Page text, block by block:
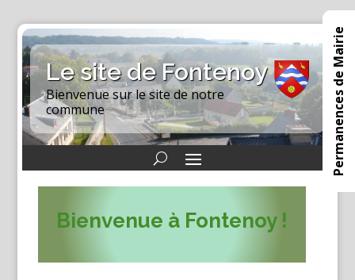
Le site de Fontenoy
Bienvenue sur le site de notre
commune
Permanences de Mairie
Bienvenue à Fontenoy !